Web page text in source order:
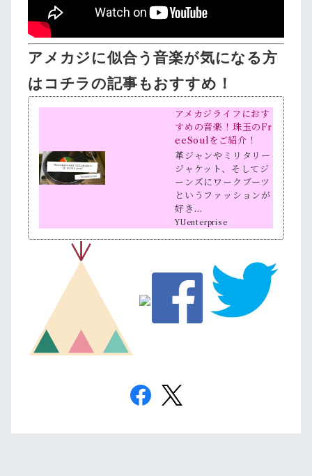
アメカジに似合う音楽が気になる方
はコチラの記事もおすすめ！
アメカジライフにおす
すめの音楽！珠玉のFr
eeSoulをご紹介！
革ジャンやミリタリー
ジャケット、そしてジ
ーンズにワークブーツ
というファッションが
好き…
YUenterprise